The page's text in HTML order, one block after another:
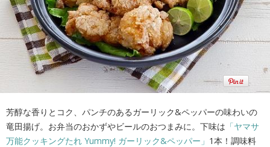
芳醇な香りとコク、パンチのあるガーリック&ペッパーの味わいの
竜田揚げ。お弁当のおかずやビールのおつまみに。下味は 「ヤマサ
万能クッキングたれ Yummy! ガーリック&ペッパー」 1本！調味料